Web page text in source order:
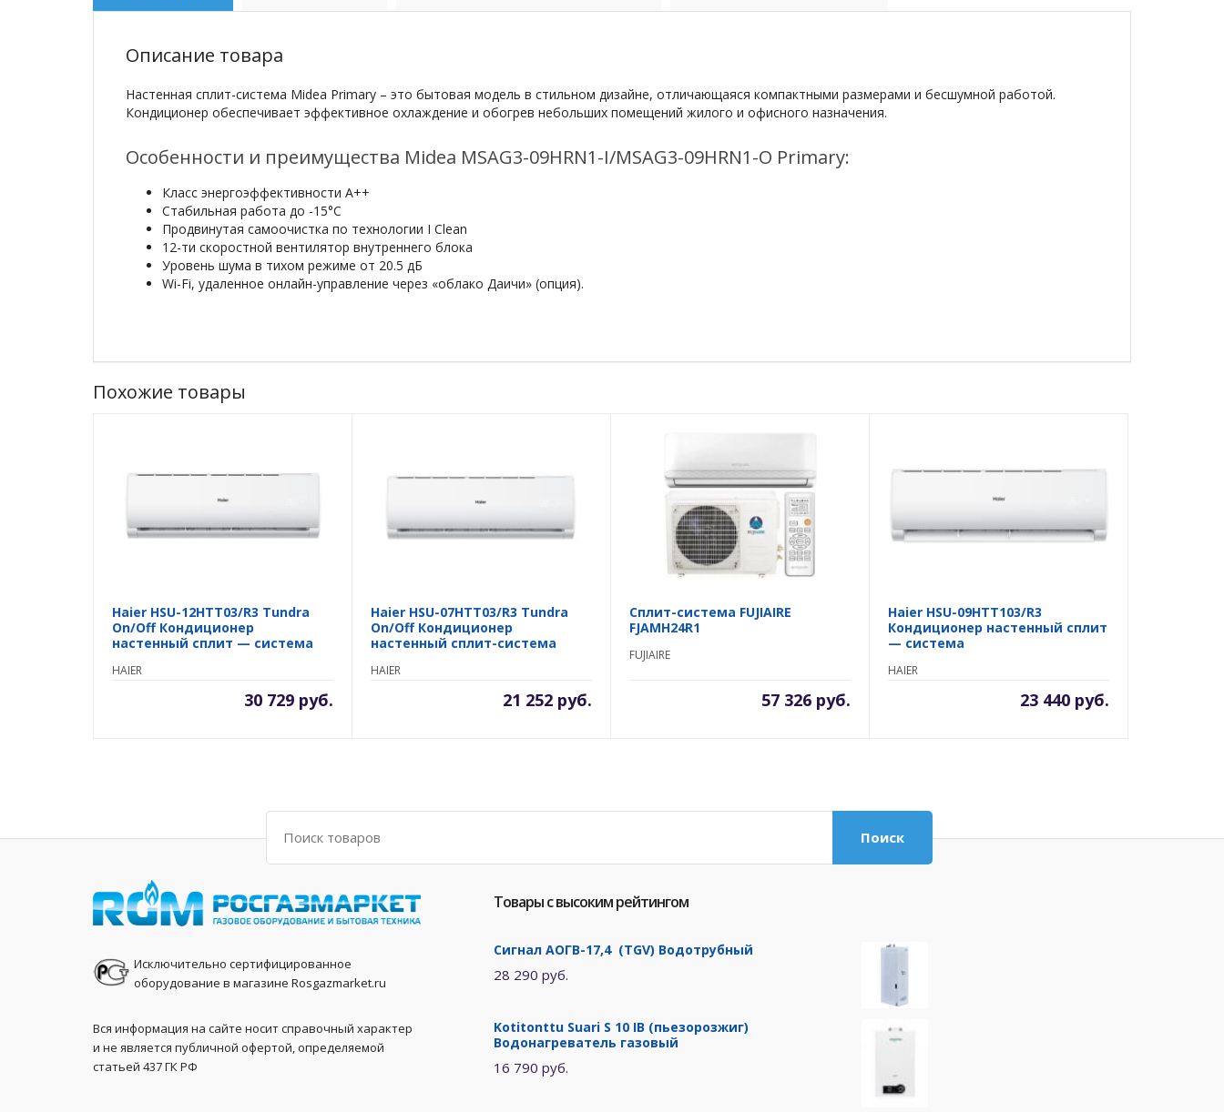
Описание товара
Настенная сплит-система Midea Primary – это бытовая модель в стильном дизайне, отличающаяся компактными размерами и бесшумной работой.
Кондиционер обеспечивает эффективное охлаждение и обогрев небольших помещений жилого и офисного назначения.
Особенности и преимущества Midea MSAG3-09HRN1-I/MSAG3-09HRN1-O Primary:
Класс энергоэффективности А++
Стабильная работа до -15°С
Продвинутая самоочистка по технологии I Clean
12-ти скоростной вентилятор внутреннего блока
Уровень шума в тихом режиме от 20.5 дБ
Wi-Fi, удаленное онлайн-управление через «облако Даичи» (опция).
Похожие товары
Haier HSU-12HTT03/R3 Tundra
On/Off Кондиционер
настенный сплит — система
HAIER
30 729 руб.
Haier HSU-07HTT03/R3 Tundra
On/Off Кондиционер
настенный сплит-система
HAIER
21 252 руб.
Сплит-система FUJIAIRE
FJAMH24R1
FUJIAIRE
57 326 руб.
Haier HSU-09HTT103/R3
Кондиционер настенный сплит
— система
HAIER
23 440 руб.
Поиск
Поиск
Исключительно сертифицированное
оборудование в магазине Rosgazmarket.ru
Вся информация на сайте носит справочный характер
и не является публичной офертой, определяемой
статьей 437 ГК РФ
Товары с высоким рейтингом
Сигнал АОГВ-17,4 (TGV) Водотрубный
28 290 руб.
Kotitonttu Suari S 10 IB (пьезорозжиг)
Водонагреватель газовый
16 790 руб.